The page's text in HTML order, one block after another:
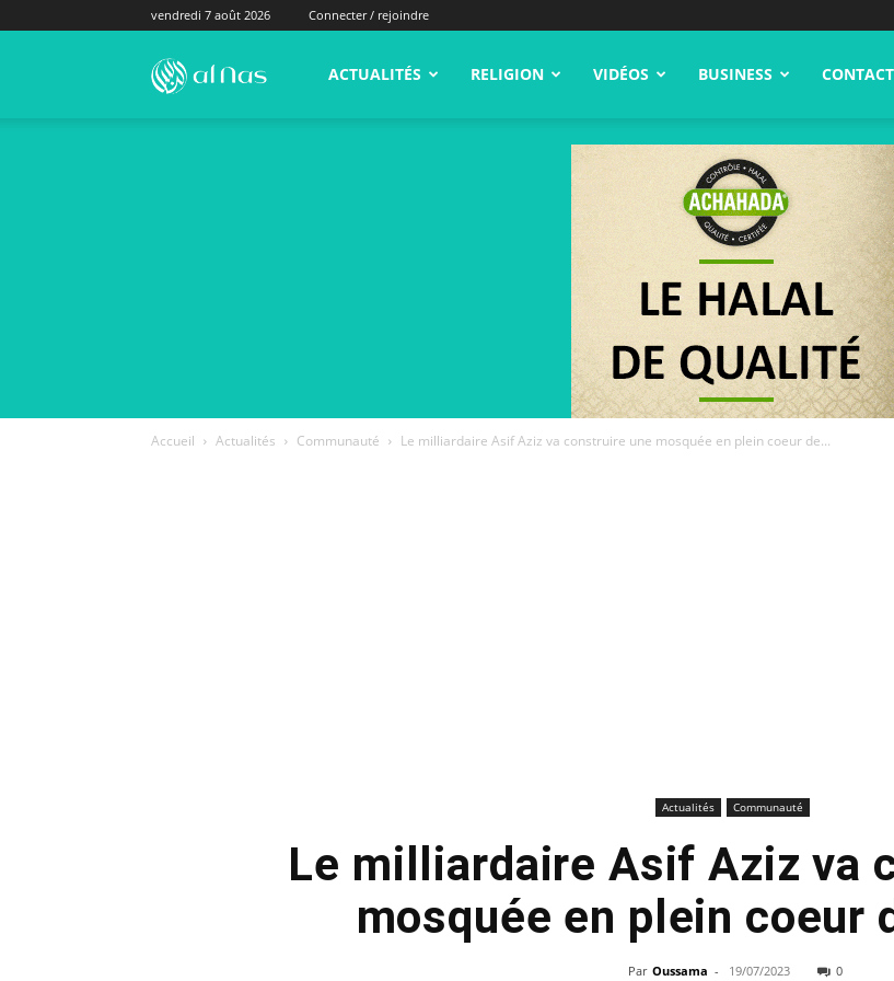
vendredi 7 août 2026 Connecter / rejoindre
alNas.fr ACTUALITÉS RELIGION VIDÉOS BUSINESS CONTACT
Accueil Actualités Communauté Le milliardaire Asif Aziz va construire une mosquée en plein coeur de...
Actualités Communauté
Le milliardaire Asif Aziz va
mosquée en plein coeur
Par Oussama - 19/07/2023 0